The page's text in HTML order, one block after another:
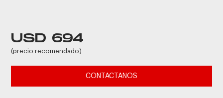
USD 694
(precio recomendado)
CONTACTANOS